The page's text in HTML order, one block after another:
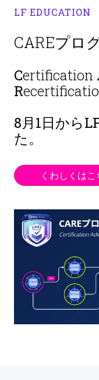
LF EDUCATION
CAREプロ
Certification
R
8月1日から
た。
くわしくはこ